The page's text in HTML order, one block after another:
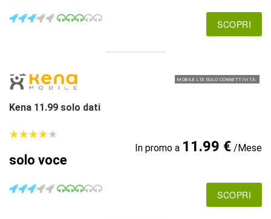
SCOPRI
MOBILE LTE SOLO CONNETTIVITÀ
Kena 11.99 solo dati
★★★★★
★★★★★
solo voce
In promo a 11.99 €/Mese
SCOPRI